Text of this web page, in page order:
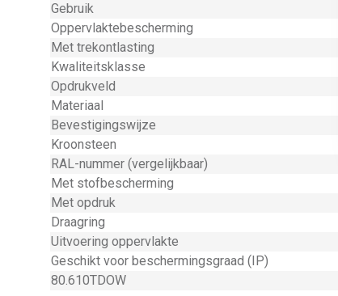
Gebruik
Oppervlaktebescherming
Met trekontlasting
Kwaliteitsklasse
Opdrukveld
Materiaal
Bevestigingswijze
Kroonsteen
RAL-nummer (vergelijkbaar)
Met stofbescherming
Met opdruk
Draagring
Uitvoering oppervlakte
Geschikt voor beschermingsgraad (IP)
80.610TDOW